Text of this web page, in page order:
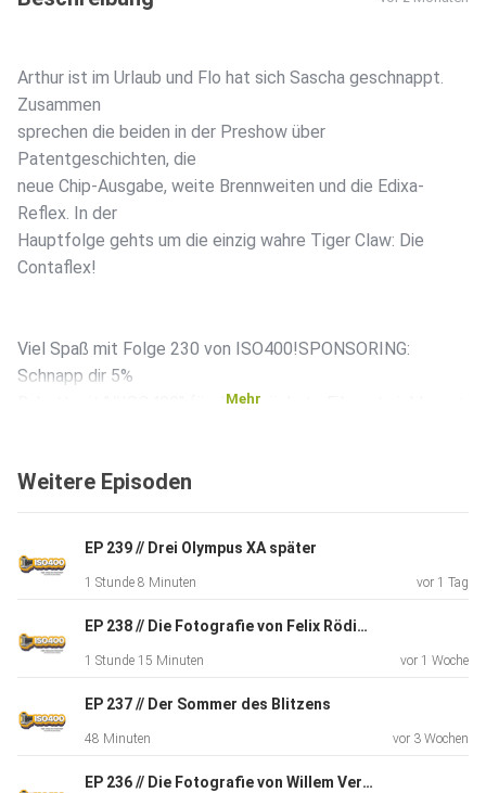
Arthur ist im Urlaub und Flo hat sich Sascha geschnappt.
Zusammen
sprechen die beiden in der Preshow über
Patentgeschichten, die
neue Chip-Ausgabe, weite Brennweiten und die Edixa-
Reflex. In der
Hauptfolge gehts um die einzig wahre Tiger Claw: Die
Contaflex!
Viel Spaß mit Folge 230 von ISO400!SPONSORING:
Schnapp dir 5%
Rabatt mit "#ISO400" für deine nächste Filmentwicklung +
werden? Dann
Patreon-Supporter ab 5€ im Monat.Falls dir ISO400 gefällt,
dann
unterstütze uns doch auf Patreon⁠ oder und gib dem
Podcast auf
⁠Apple Podcasts⁠ oder Spotify⁠ eine positive Bewertung -wir
für jeden Support dankbar!
Mehr
Weitere Episoden
EP 239 // Drei Olympus XA später
1 Stunde 8 Minuten vor 1 Tag
EP 238 // Die Fotografie von Felix Rödiger
1 Stunde 15 Minuten vor 1 Woche
EP 237 // Der Sommer des Blitzens
48 Minuten vor 3 Wochen
EP 236 // Die Fotografie von Willem Verbeeck